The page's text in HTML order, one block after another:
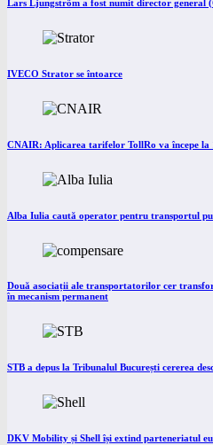
Lars Ljungström a fost numit director general
IVECO Strator se întoarce
CNAIR: Aplicarea tarifelor TollRo va începe la
Alba Iulia caută operator pentru transportul
Două asociații ale transportatorilor cer
în mecanism permanent
STB a depus la Tribunalul București cererea
DKV Mobility și Shell își extind parteneriatul